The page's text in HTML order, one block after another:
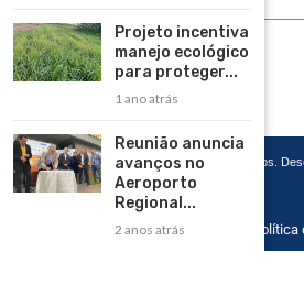
ASSINE
Copyright 2026 – Todos os Direitos Reservados.
Agência de Marketing
Home Contato
Projeto incentiva
manejo ecológico
para proteger...
1 ano atrás
Reunião anuncia
avanços no
Aeroporto
Regional...
2 anos atrás